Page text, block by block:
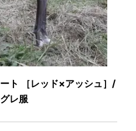
ト ［レッド×アッシュ］/
レ服